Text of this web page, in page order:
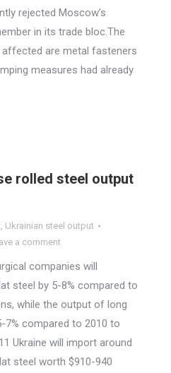
rejected Moscow’s
in its trade bloc.The
are metal fasteners
measures had already
rolled steel output
, Ukrainian steel output
a comment
companies will
steel by 5-8% compared to
while the output of long
7% compared to 2010 to
Ukraine will import around
steel worth $910-940